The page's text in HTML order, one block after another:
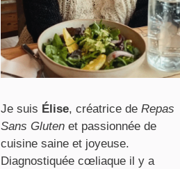
Je suis Élise, créatrice de Repas
Sans Gluten et passionnée de
cuisine saine et joyeuse.
Diagnostiquée cœliaque il y a